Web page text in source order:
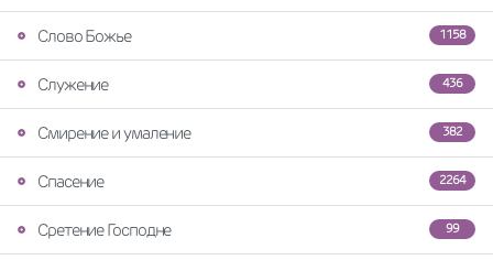
1158
Слово Божье
436
Служение
382
Смирение и умаление
2264
Спасение
99
Сретение Господне